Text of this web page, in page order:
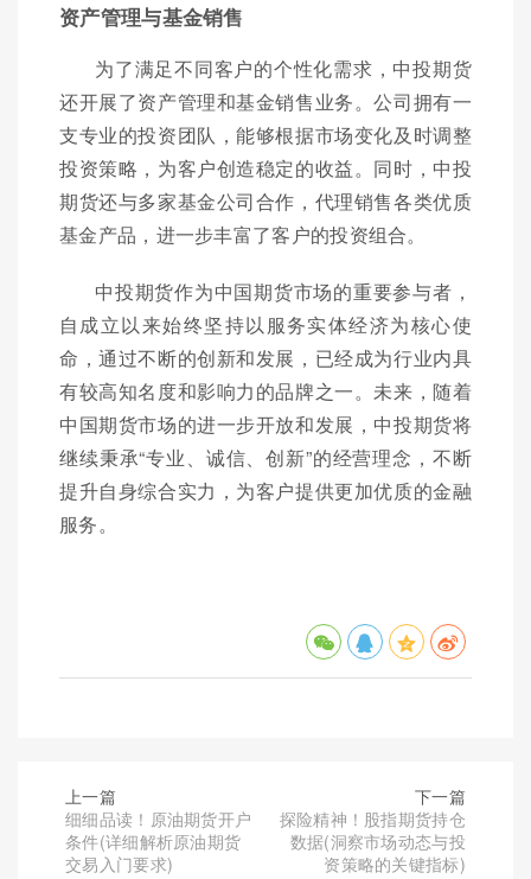
资产管理与基金销售
为了满足不同客户的个性化需求，中投期货
还开展了资产管理和基金销售业务。公司拥有一
支专业的投资团队，能够根据市场变化及时调整
投资策略，为客户创造稳定的收益。同时，中投
期货还与多家基金公司合作，代理销售各类优质
基金产品，进一步丰富了客户的投资组合。
中投期货作为中国期货市场的重要参与者，
自成立以来始终坚持以服务实体经济为核心使
命，通过不断的创新和发展，已经成为行业内具
有较高知名度和影响力的品牌之一。未来，随着
中国期货市场的进一步开放和发展，中投期货将
继续秉承“专业、诚信、创新”的经营理念，不断
提升自身综合实力，为客户提供更加优质的金融
服务。
上一篇
细细品读！原油期货开户
条件(详细解析原油期货
交易入门要求)
下一篇
探险精神！股指期货持仓
数据(洞察市场动态与投
资策略的关键指标)